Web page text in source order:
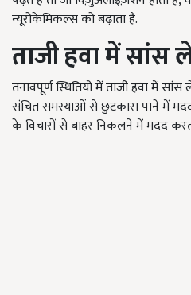
न्यूरोकेमिकल्स को बढ़ाता है.
ताजी हवा में सांस
तनावपूर्ण स्थितियों मेंताजी हवा में
संचित समस्याओं से छुटकारा पाने में
के विचारों से बाहर निकलने में मदद